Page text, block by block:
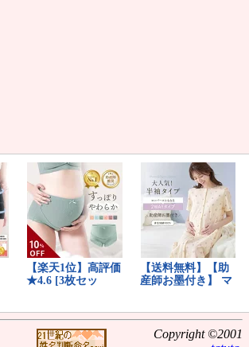
Copyright ©2001